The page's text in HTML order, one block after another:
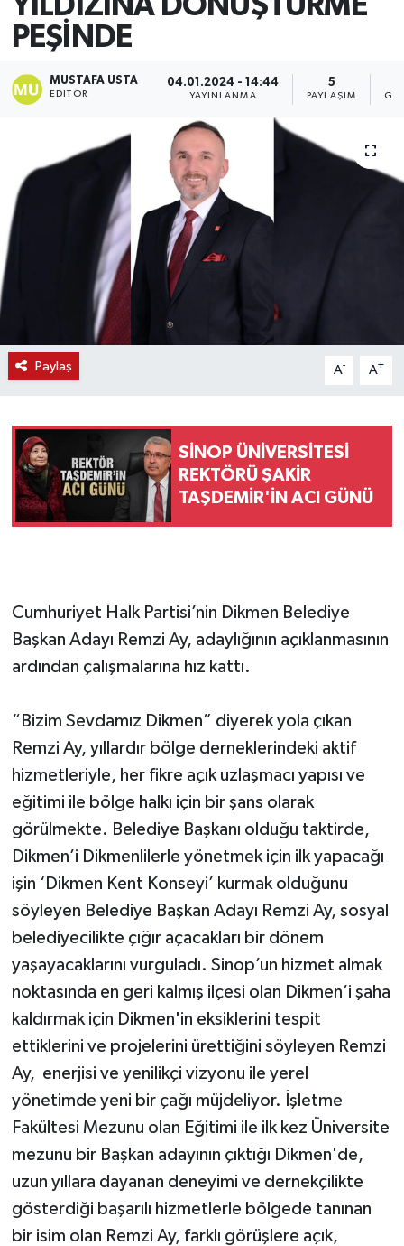
PEŞİNDE
MUSTAFA USTA
EDITÖR
04.01.2024 - 14:44
YAYINLANMA
5
PAYLAŞIM
Paylaş A- A+
SİNOP ÜNİVERSİTESİ
REKTÖRÜ ŞAKİR
TAŞDEMİR'İN ACI GÜNÜ
Cumhuriyet Halk Partisi’nin Dikmen Belediye
Başkan Adayı Remzi Ay, adaylığının açıklanmasının
ardından çalışmalarına hız kattı.
“Bizim Sevdamız Dikmen” diyerek yola çıkan
Remzi Ay, yıllardır bölge derneklerindeki aktif
hizmetleriyle, her fikre açık uzlaşmacı yapısı ve
eğitimi ile bölge halkı için bir şans olarak
görülmekte. Belediye Başkanı olduğu taktirde,
Dikmen’i Dikmenlilerle yönetmek için ilk yapacağı
işin ‘Dikmen Kent Konseyi’ kurmak olduğunu
söyleyen Belediye Başkan Adayı Remzi Ay, sosyal
belediyecilikte çığır açacakları bir dönem
yaşayacaklarını vurguladı. Sinop’un hizmet almak
noktasında en geri kalmış ilçesi olan Dikmen’i şaha
kaldırmak için Dikmen'in eksiklerini tespit
ettiklerini ve projelerini ürettiğini söyleyen Remzi
Ay, enerjisi ve yenilikçi vizyonu ile yerel
yönetimde yeni bir çağı müjdeliyor. İşletme
Fakültesi Mezunu olan Eğitimi ile ilk kez Üniversite
mezunu bir Başkan adayının çıktığı Dikmen'de,
uzun yıllara dayanan deneyimi ve dernekçilikte
gösterdiği başarılı hizmetlerle bölgede tanınan
bir isim olan Remzi Ay, farklı görüşlere açık,